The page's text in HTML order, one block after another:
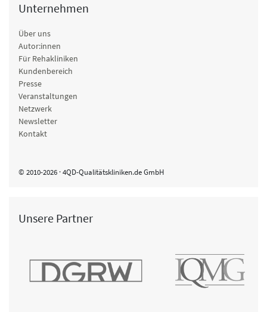
Unternehmen
Über uns
Autor:innen
Für Rehakliniken
Kundenbereich
Presse
Veranstaltungen
Netzwerk
Newsletter
Kontakt
© 2010-2026 · 4QD-Qualitätskliniken.de GmbH
Unsere Partner